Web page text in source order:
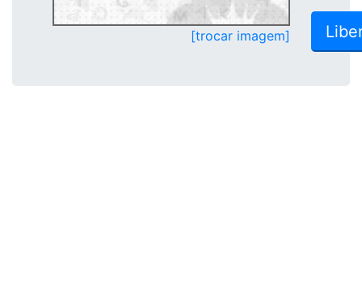
[trocar imagem]